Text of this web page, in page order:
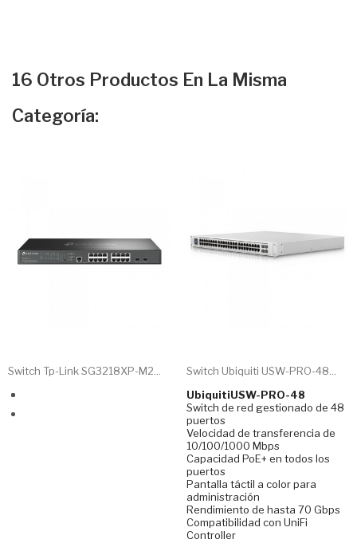
16 Otros Productos En La Misma
Categoría:
Switch Tp-Link SG3218XP-M2...
Switch Ubiquiti USW-PRO-48...
UbiquitiUSW-PRO-48
Switch de red gestionado de 48
puertos
Velocidad de transferencia de
10/100/1000 Mbps
Capacidad PoE+ en todos los
puertos
Pantalla táctil a color para
administración
Rendimiento de hasta 70 Gbps
Compatibilidad con UniFi
Controller